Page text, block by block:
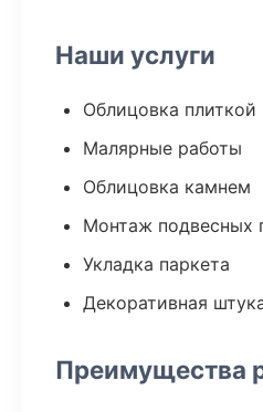
Наши услуги
Облицовка плиткой
Малярные работы
Облицовка камнем
Монтаж подвесных
Укладка паркета
Декоративная
Преимущества